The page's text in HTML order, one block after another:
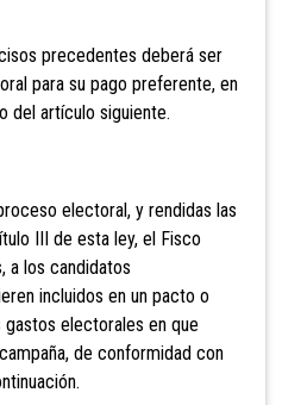
precedentes deberá ser
para su pago preferente, en
del artículo siguiente.
electoral, y rendidas las
III de esta ley, el Fisco
a los candidatos
incluidos en un pacto o
electorales en que
de conformidad con